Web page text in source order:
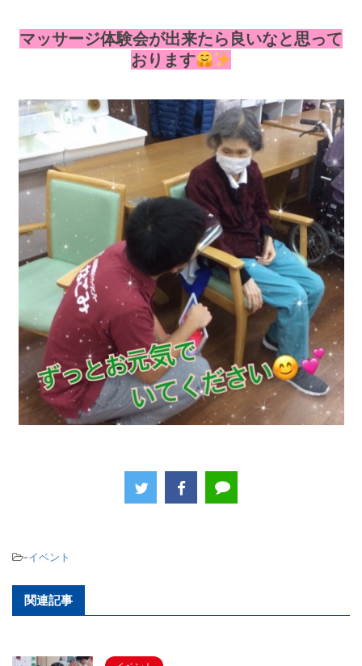
マッサージ体験会が出来たら良いなと思って
おります
-イベント
関連記事